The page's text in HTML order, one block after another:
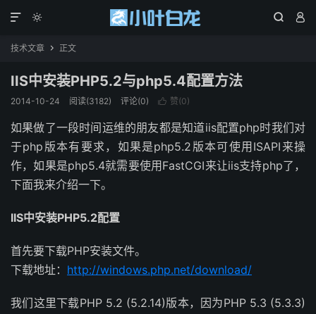
  

技术文章  正文
IIS中安装PHP5.2与php5.4配置方法
2014-10-24 阅读(3182) 评论(0)  赞(0)
如果做了一段时间运维的朋友都是知道iis配置php时我们对
于php版本有要求，如果是php5.2版本可使用ISAPI来操
作，如果是php5.4就需要使用FastCGI来让iis支持php了，
下面我来介绍一下。
IIS中安装PHP5.2配置
首先要下载PHP安装文件。
下载地址： http://windows.php.net/download/
我们这里下载PHP 5.2 (5.2.14)版本，因为PHP 5.3 (5.3.3)